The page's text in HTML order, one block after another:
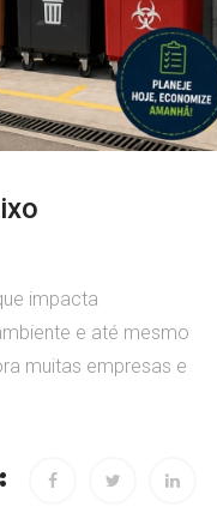
impacta
e até mesmo
muitas empresas e